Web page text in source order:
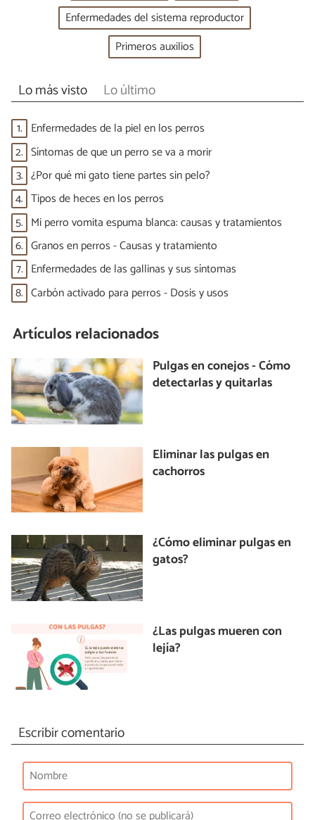
Enfermedades del sistema reproductor
Primeros auxilios
Lo más visto Lo último
1. Enfermedades de la piel en los perros
2. Síntomas de que un perro se va a morir
3. ¿Por qué mi gato tiene partes sin pelo?
4. Tipos de heces en los perros
5. Mi perro vomita espuma blanca: causas y tratamientos
6. Granos en perros - Causas y tratamiento
7. Enfermedades de las gallinas y sus síntomas
8. Carbón activado para perros - Dosis y usos
Artículos relacionados
Pulgas en conejos - Cómo
detectarlas y quitarlas
Eliminar las pulgas en
cachorros
¿Cómo eliminar pulgas en
gatos?
¿Las pulgas mueren con
lejía?
Escribir comentario